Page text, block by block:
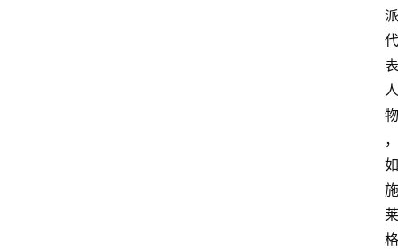
派
代
表
人
物
，
如
施
莱
格